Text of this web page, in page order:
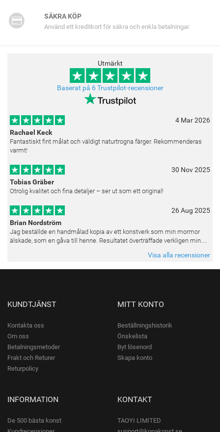
SÄKRA KÖP
Använd ett kreditkort för säkra och enkla betalningar.
Utmärkt
Baserat på 6 Trustpilot-recensioner
4 Mar 2026
Rachael Keck
Fantastiskt fint målat och väldigt naturtrogna färger. Rekommenderas
varmt!
30 Nov 2025
Tobias Gräber
Otrolig kvalitet och fina detaljer – ser ut som ett original!
26 Aug 2025
Brian Nordström
Jag beställde en handmålad kopia av ett konstverk som min mormor
älskade, som en gåva till henne. Resultatet överträffade verkligen mina
Visa alla recensioner
KUNDTJÄNST
Kontakta oss
Om oss
Betalningsmetoder
Frakt och Returer
Returpolicy
MITT KONTO
Beställningshistorik
Önskelista
Byt lösenord
Skapa konto
INFORMATION
De 500 bästa konst
KONTAKT
TAOYI LIMITED